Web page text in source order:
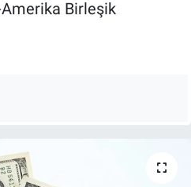
Birleşik